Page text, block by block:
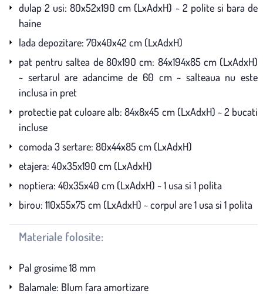
dulap 2 usi: 80x52x190 cm (LxAdxH) ~ 2 polite si bara de
haine
lada depozitare: 70x40x42 cm (LxAdxH)
pat pentru saltea de 80x190 cm: 84x194x85 cm (LxAdxH)
~ sertarul are adancime de 60 cm ~ salteaua nu este
inclusa in pret
protectie pat culoare alb: 84x8x45 cm (LxAdxH) ~ 2 bucati
incluse
comoda 3 sertare: 80x44x85 cm (LxAdxH)
etajera: 40x35x190 cm (LxAdxH)
noptiera: 40x35x40 cm (LxAdxH) ~ 1 usa si 1 polita
birou: 110x55x75 cm (LxAdxH) ~ corpul are 1 usa si 1 polita
Materiale folosite:
Pal grosime 18 mm
Balamale: Blum fara amortizare